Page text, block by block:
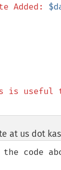
Added:
is useful
at us dot
code